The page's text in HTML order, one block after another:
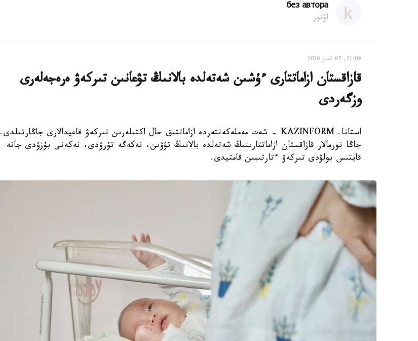
без автора
اۆتور
21:09, 07 تامىز 2026
قازاقستان ازاماتتارى ءۇشىن شەتەلدە بالانىڭ تۋعانىن تىركەۋ ەرەجەلەرى
وزگەردى
استانا. KAZINFORM - شەت مەملەكەتتەردە ازاماتتىق حال اكتىلەرىن تىركەۋ قاعيدالارى جاڭارتىلدى.
جاڭا نورمالار قازاقستان ازاماتتارىنىڭ شەتەلدە بالانىڭ تۋۋىن، نەكەگە تۇرۋدى، نەكەنى بۇزۋدى جانە
قايتىس بولۋدى تىركەۋ ءتارتىبىن قامتيدى.